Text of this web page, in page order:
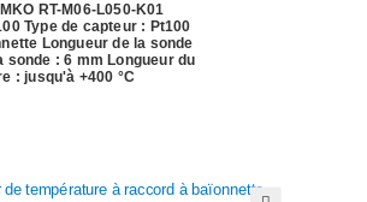
RT-M06-L050-K01
Type de capteur : Pt100
Longueur de la sonde
sonde : 6 mm Longueur du
: jusqu'à +400 °C